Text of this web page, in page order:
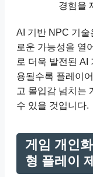
경험을
AI 기반 NPC 기술
로운 가능성을 열
로 더욱 발전된 AI
용될수록 플레이
고 몰입감 넘치는
수 있을 것입니다.
게임 개인
형 플레이